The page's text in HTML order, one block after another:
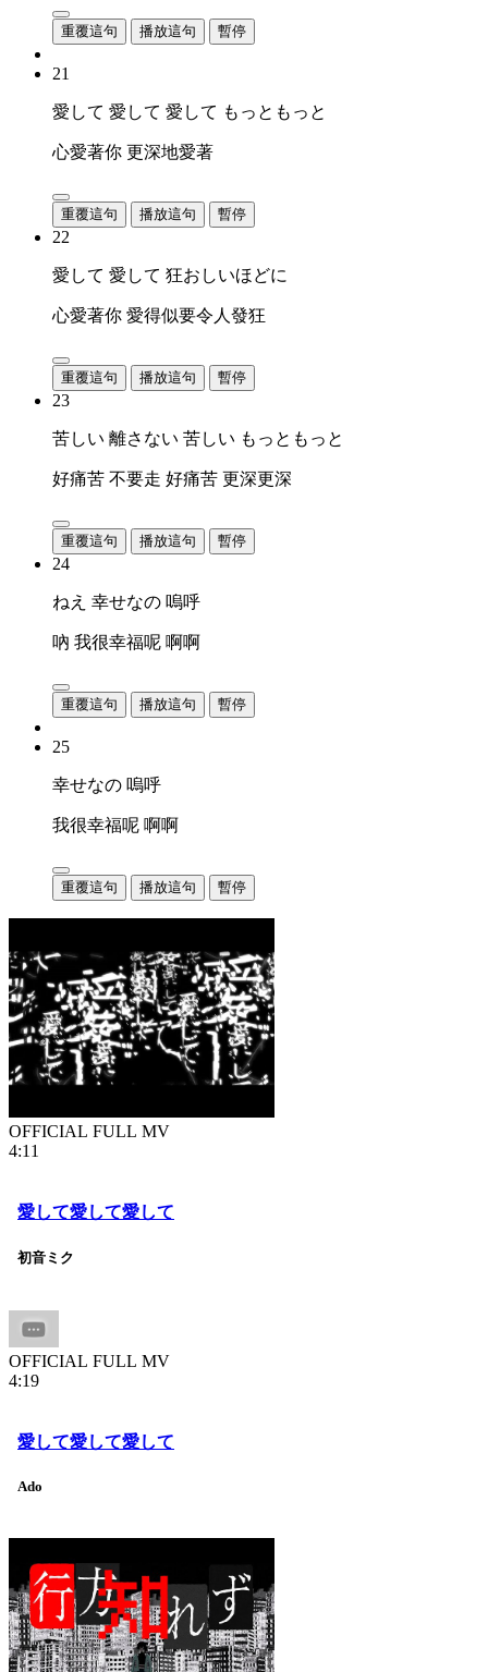
重覆這句 播放這句 暫停
21
愛して 愛して 愛して もっともっと
心愛著你 更深地愛著
重覆這句 播放這句 暫停
22
愛して 愛して 狂おしいほどに
心愛著你 愛得似要令人發狂
重覆這句 播放這句 暫停
23
苦しい 離さない 苦しい もっともっと
好痛苦 不要走 好痛苦 更深更深
重覆這句 播放這句 暫停
24
ねえ 幸せなの 嗚呼
吶 我很幸福呢 啊啊
重覆這句 播放這句 暫停
25
幸せなの 嗚呼
我很幸福呢 啊啊
重覆這句 播放這句 暫停
OFFICIAL FULL MV
4:11
愛して愛して愛して
初音ミク
OFFICIAL FULL MV
4:19
愛して愛して愛して
Ado